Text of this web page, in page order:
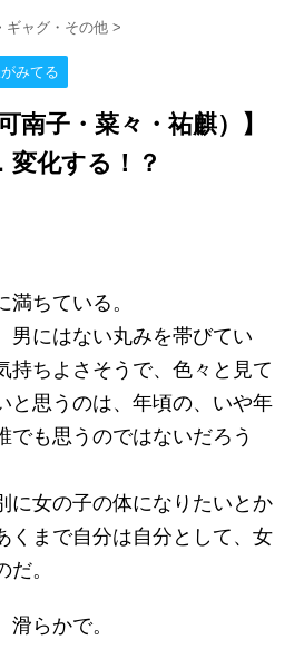
ギャグ・その他 >
みてる
南子・菜々・祐麒）】
化する！？
ちている。
にはない丸みを帯びてい
持ちよさそうで、色々と見て
と思うのは、年頃の、いや年
でも思うのではないだろう
女の子の体になりたいとか
くまで自分は自分として、女
。
らかで。